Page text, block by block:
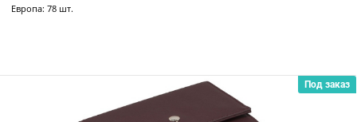
Европа: 78 шт.
Под заказ